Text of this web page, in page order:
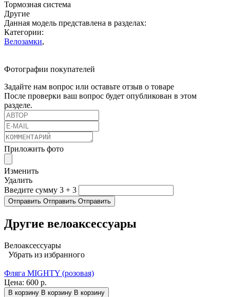
Тормозная система
Другие
Данная модель представлена в разделах:
Категории:
Велозамки,
Фотографии покупателей
Задайте нам вопрос или оставьте отзыв о товаре
После проверки ваш вопрос будет опубликован в этом
разделе.
Приложить фото
Изменить
Удалить
Введите сумму 3 + 3
Отправить Отправить Отправить
Другие велоаксессуары
Велоаксессуары
Убрать из избранного
Фляга MIGHTY (розовая)
Цена: 600 р.
В корзину В корзину В корзину